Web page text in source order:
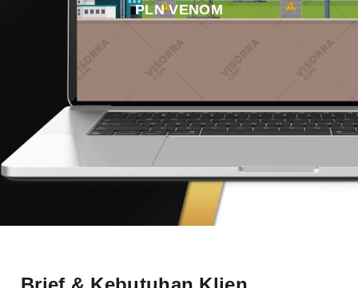
PLN VENOM